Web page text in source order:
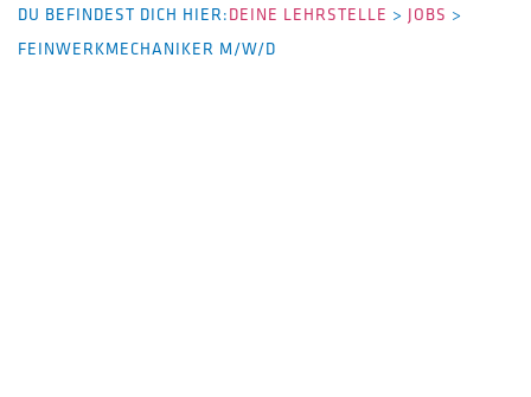
DU BEFINDEST DICH HIER:DEINE LEHRSTELLE > JOBS >
FEINWERKMECHANIKER M/W/D